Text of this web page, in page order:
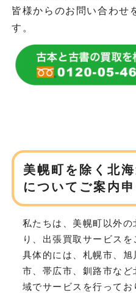
皆様からのお問い合わせ
す。
美幌町を除く北
についてご案内
私たちは、美幌町以外
り、 出張買取サービスを
具体的には、札幌市、
市、帯広市、釧路市など
域でサービスを行ってお